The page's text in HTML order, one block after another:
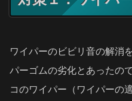
ワイパーのビビリ音の解消
パーゴムの劣化とあったの
コのワイパー（ワイパーの